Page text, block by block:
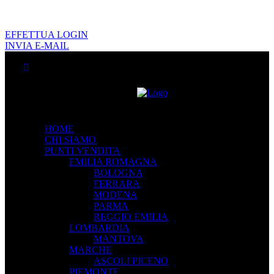
EFFETTUA LOGIN
INVIA E-MAIL
HOME
CHI SIAMO
PUNTI VENDITA
EMILIA ROMAGNA
BOLOGNA
FERRARA
MODENA
PARMA
REGGIO EMILIA
LOMBARDIA
MANTOVA
MARCHE
ASCOLI PICENO
PIEMONTE